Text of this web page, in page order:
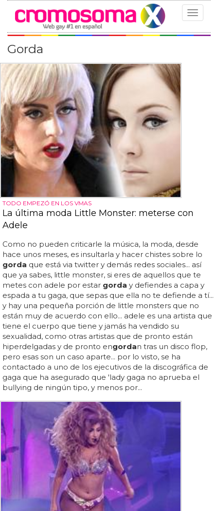
Toggle
Gorda
TODO EMPEZÓ EN LOS VMAS
La última moda Little Monster: meterse con
Adele
Como no pueden criticarle la música, la moda, desde
hace unos meses, es insultarla y hacer chistes sobre lo
gorda que está via twitter y demás redes sociales... así
que ya sabes, little monster, si eres de aquellos que te
metes con adele por estar gorda y defiendes a capa y
espada a tu gaga, que sepas que ella no te defiende a tí...
y hay una pequeña porción de little monsters que no
están muy de acuerdo con ello... adele es una artista que
tiene el cuerpo que tiene y jamás ha vendido su
sexualidad, como otras artistas que de pronto están
hiperdelgadas y de pronto engordan tras un disco flop,
pero esas son un caso aparte... por lo visto, se ha
contactado a uno de los ejecutivos de la discográfica de
gaga que ha asegurado que 'lady gaga no aprueba el
bullying de ningún tipo, y menos por...